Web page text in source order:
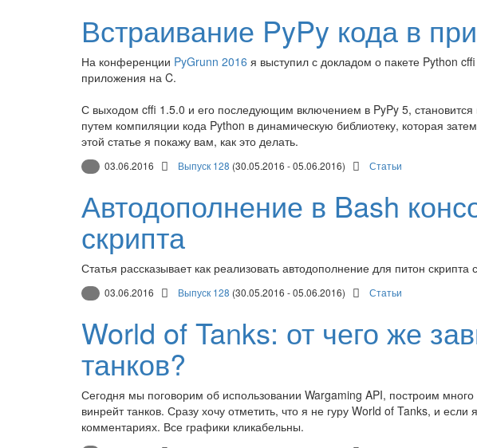
Встраивание PyPy кода в
На конференции PyGrunn 2016 я выступил с докладом о пакете Python
приложения на C.
С выходом cffi 1.5.0 и его последующим включением в PyPy 5, становится
путем компиляции кода Python в динамическую библиотеку, которая
этой статье я покажу вам, как это делать.
03.06.2016 Выпуск 128 (30.05.2016 - 05.06.2016) Статьи
Автодополнение в Bash
скрипта
Статья рассказывает как реализовать автодополнение для питон
03.06.2016 Выпуск 128 (30.05.2016 - 05.06.2016) Статьи
World of Tanks: от чего же
танков?
Сегодня мы поговорим об использовании Wargaming API, построим
винрейт танков. Сразу хочу отметить, что я не гуру World of Tanks, и
комментариях. Все графики кликабельны.